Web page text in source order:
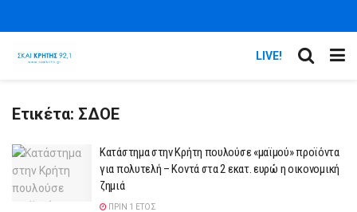
LIVE!
Ετικέτα: ΣΔΟΕ
Κατάστημα στην Κρήτη πουλούσε «μαϊμού» προϊόντα
για πολυτελή – Κοντά στα 2 εκατ. ευρώ η οικονομική
ζημιά
ΠΡΙΝ 1 ΈΤΟΣ